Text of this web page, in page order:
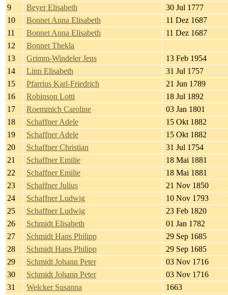
9
Beyer Elisabeth
30 Jul 1777
10
Bonnet Anna Elisabeth
11 Dez 1687
11
Bonnet Anna Elisabeth
11 Dez 1687
12
Bonnet Thekla
13
Grimm-Windeler Jens
13 Feb 1954
14
Linn Elisabeth
31 Jul 1757
15
Pfarrius Karl-Friedrich
21 Jun 1789
16
Robinson Lotti
18 Jul 1892
17
Roemmich Caroline
03 Jan 1801
18
Schaffner Adele
15 Okt 1882
19
Schaffner Adele
15 Okt 1882
20
Schaffner Christian
31 Jul 1754
21
Schaffner Emilie
18 Mai 1881
22
Schaffner Emilie
18 Mai 1881
23
Schaffner Julius
21 Nov 1850
24
Schaffner Ludwig
10 Nov 1793
25
Schaffner Ludwig
23 Feb 1820
26
Schmidt Elisabeth
01 Jan 1782
27
Schmidt Hans Philipp
29 Sep 1685
28
Schmidt Hans Philipp
29 Sep 1685
29
Schmidt Johann Peter
03 Nov 1716
30
Schmidt Johann Peter
03 Nov 1716
31
Welcker Susanna
1663